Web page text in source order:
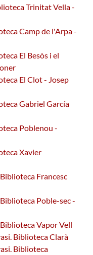
Trinitat Vella -
Camp de l'Arpa -
El Besòs i el
El Clot - Josep
Gabriel García
Poblenou -
Xavier
Francesc
Poble-sec -
Vapor Vell
Biblioteca Clarà
Biblioteca